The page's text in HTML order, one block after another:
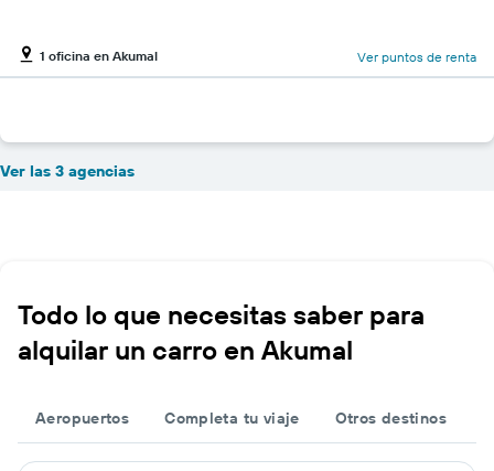
1 oficina en Akumal Ver puntos de renta
Ver las 3 agencias
Todo lo que necesitas saber para
alquilar un carro en Akumal
Aeropuertos Completa tu viaje Otros destinos